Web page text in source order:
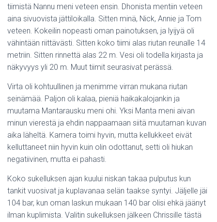
tiimistä Nannu meni veteen ensin. Dhonista mentiin veteen
aina sivuovista jättiloikalla. Sitten minä, Nick, Annie ja Tom
veteen. Kokeilin nopeasti oman painotuksen, ja lyijyä oli
vähintään riittävästi. Sitten koko tiimi alas riutan reunalle 14
metriin. Sitten rinnettä alas 22 m. Vesi oli todella kirjasta ja
näkyvyys yli 20 m. Muut tiimit seurasivat perässä.
Virta oli kohtuullinen ja menimme virran mukana riutan
seinämää. Paljon oli kalaa, pieniä haikakalojankin ja
muutama Mantarausku meni ohi. Yksi Manta meni aivan
minun vierestä ja ehdin nappaamaan siitä muutaman kuvan
aika läheltä. Kamera toimi hyvin, mutta kellukkeet eivät
kelluttaneet niin hyvin kuin olin odottanut, setti oli hiukan
negatiivinen, mutta ei pahasti.
Koko sukelluksen ajan kuului niskan takaa pulputus kun
tankit vuosivat ja kuplavanaa selän taakse syntyi. Jäljelle jäi
104 bar, kun oman laskun mukaan 140 bar olisi ehkä jäänyt
ilman kuplimista. Valitin sukelluksen jälkeen Chrissille tästä